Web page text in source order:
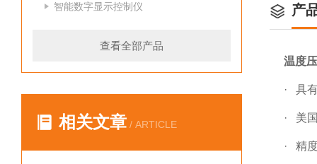
智能数字显示控制仪
查看全部产品
相关文章 / ARTICLE
产
温度
· 具
· 美
· 精